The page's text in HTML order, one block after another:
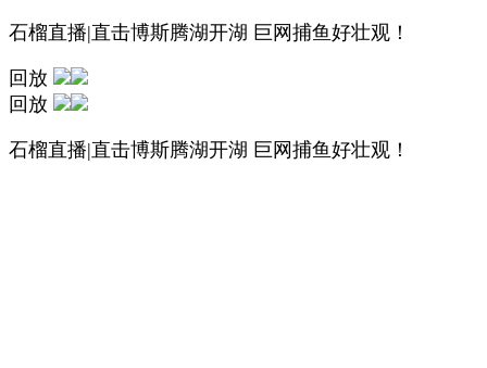
石榴直播|直击博斯腾湖开湖 巨网捕鱼好壮观！
回放
回放
石榴直播|直击博斯腾湖开湖 巨网捕鱼好壮观！